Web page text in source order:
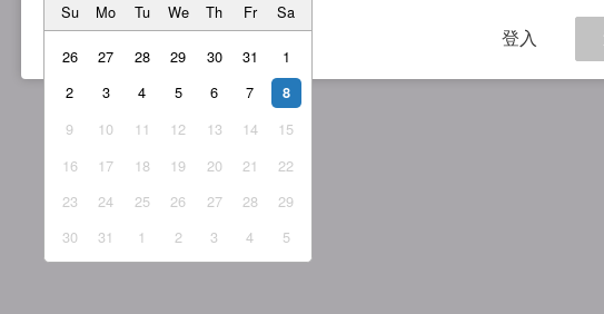
Su Mo Tu We Th Fr Sa
26 27 28 29 30 31
1
2
3 4 5 6 7 8
9 10 11 12 13 14
15
16
17 18 19 20 21
22
23
24 25 26 27 28
29
30
31 1 2 3 4 5
登入